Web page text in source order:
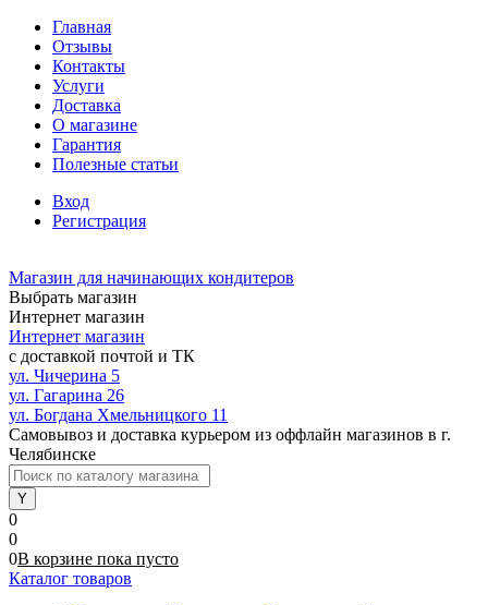
Главная
Отзывы
Контакты
Услуги
Доставка
О магазине
Гарантия
Полезные статьи
Вход
Регистрация
Магазин для начинающих кондитеров
Выбрать магазин
Интернет магазин
Интернет магазин
с доставкой почтой и ТК
ул. Чичерина 5
ул. Гагарина 26
ул. Богдана Хмельницкого 11
Самовывоз и доставка курьером из оффлайн магазинов в г.
Челябинске
0
0
0В корзине пока пусто
Каталог товаров